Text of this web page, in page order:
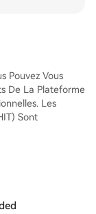
Pouvez Vous
De La Plateforme
Les
Sont